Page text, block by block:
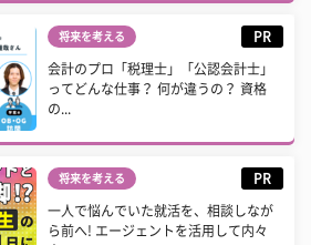
将来を考える PR
会計のプロ「税理士」「公認会計士」
ってどんな仕事？ 何が違うの？ 資格
の...
将来を考える PR
一人で悩んでいた就活を、相談しなが
ら前へ! エージェントを活用して内々